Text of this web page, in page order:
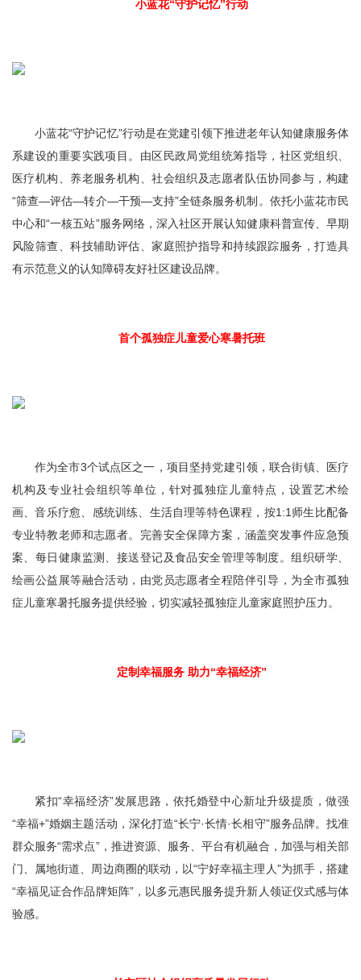
小蓝花“守护记忆”行动
小蓝花“守护记忆”行动是在党建引领下推进老年认知健康服务体
系建设的重要实践项目。由区民政局党组统筹指导，社区党组织、
医疗机构、养老服务机构、社会组织及志愿者队伍协同参与，构建
“筛查—评估—转介—干预—支持”全链条服务机制。依托小蓝花市民
中心和“一核五站”服务网络，深入社区开展认知健康科普宣传、早期
风险筛查、科技辅助评估、家庭照护指导和持续跟踪服务，打造具
有示范意义的认知障碍友好社区建设品牌。
首个孤独症儿童爱心寒暑托班
作为全市3个试点区之一，项目坚持党建引领，联合街镇、医疗
机构及专业社会组织等单位，针对孤独症儿童特点，设置艺术绘
画、音乐疗愈、感统训练、生活自理等特色课程，按1:1师生比配备
专业特教老师和志愿者。完善安全保障方案，涵盖突发事件应急预
案、每日健康监测、接送登记及食品安全管理等制度。组织研学、
绘画公益展等融合活动，由党员志愿者全程陪伴引导，为全市孤独
症儿童寒暑托服务提供经验，切实减轻孤独症儿童家庭照护压力。
定制幸福服务 助力“幸福经济”
紧扣“幸福经济”发展思路，依托婚登中心新址升级提质，做强
“幸福+”婚姻主题活动，深化打造“长宁·长情·长相守”服务品牌。找准
群众服务“需求点”，推进资源、服务、平台有机融合，加强与相关部
门、属地街道、周边商圈的联动，以“宁好幸福主理人”为抓手，搭建
“幸福见证合作品牌矩阵”，以多元惠民服务提升新人领证仪式感与体
验感。